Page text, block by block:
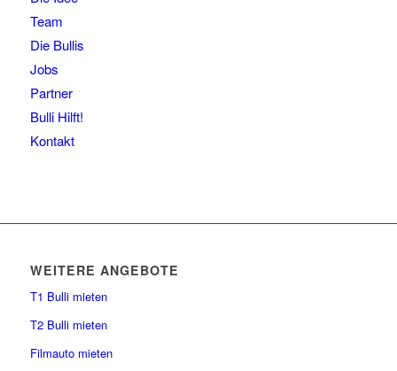
Team
Die Bullis
Jobs
Partner
Bulli Hilft!
Kontakt
WEITERE ANGEBOTE
T1 Bulli mieten
T2 Bulli mieten
Filmauto mieten